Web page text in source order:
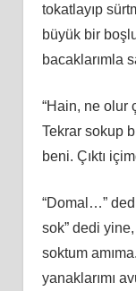
tokatlayıp
büyük bir
bacaklarımla
“Hain, ne olur
Tekrar sokup
beni. Çıktı
“Domal…”
sok” dedi
soktum
yanaklarımı